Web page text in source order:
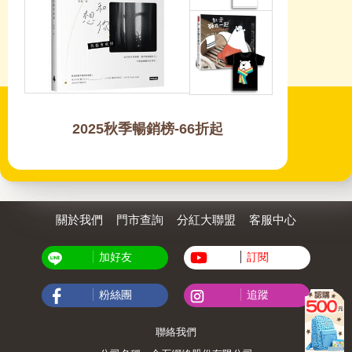
2025秋季暢銷榜-66折起
關於我們 門市查詢 分紅大聯盟 客服中心
加好友 訂閱
粉絲團 追蹤
聯絡我們